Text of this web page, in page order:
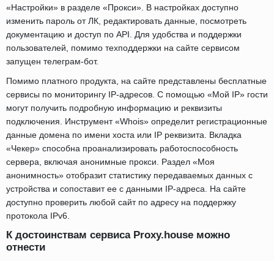
«Настройки» в разделе «Прокси». В настройках доступно
изменить пароль от ЛК, редактировать данные, посмотреть
документацию и доступ по API. Для удобства и поддержки
пользователей, помимо техподдержки на сайте сервисом
запущен телеграм-бот.
Помимо платного продукта, на сайте представлены бесплатные
сервисы по мониторингу IP-адресов. С помощью «Мой IP» гости
могут получить подробную информацию и реквизиты
подключения. Инструмент «Whois» определит регистрационные
данные домена по имени хоста или IP реквизита. Вкладка
«Чекер» способна проанализировать работоспособность
сервера, включая анонимные прокси. Раздел «Моя
анонимность» отобразит статистику передаваемых данных с
устройства и сопоставит ее с данными IP-адреса. На сайте
доступно проверить любой сайт по адресу на поддержку
протокола IPv6.
К достоинствам сервиса Proxy.house можно
отнести